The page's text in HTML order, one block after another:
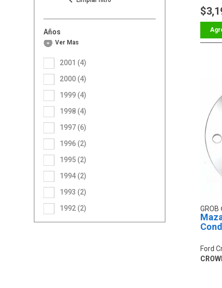
Años
1992 (2)
1993 (2)
1994 (2)
1995 (2)
1996 (2)
1997 (6)
1998 (4)
1999 (4)
2000 (4)
2001 (4)
Ver Más
GROB
Ford